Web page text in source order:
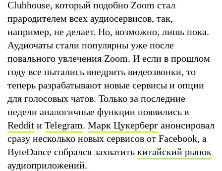
Clubhouse, который подобно Zoom стал
прародителем всех аудиосервисов, так,
например, не делает. Но, возможно, лишь пока.
Аудиочаты стали популярны уже после
повального увлечения Zoom. И если в прошлом
году все пытались внедрить видеозвонки, то
теперь разрабатывают новые сервисы и опции
для голосовых чатов. Только за последние
недели аналогичные функции появились в
Reddit и Telegram. Марк Цукерберг анонсировал
сразу несколько новых сервисов от Facebook, а
ByteDance собрался захватить китайский рынок
аудиоприложений.